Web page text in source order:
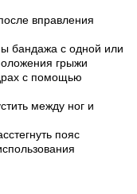
вправления
бандажа с одной или
грыжи
с помощью
между ног и
пояс